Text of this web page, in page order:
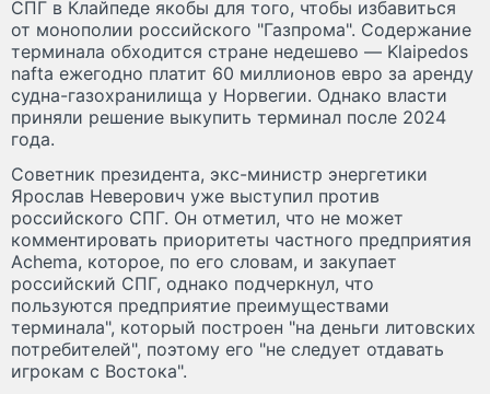
СПГ в Клайпеде якобы для того, чтобы избавиться
от монополии российского "Газпрома". Содержание
терминала обходится стране недешево — Klaipedos
nafta ежегодно платит 60 миллионов евро за аренду
судна-газохранилища у Норвегии. Однако власти
приняли решение выкупить терминал после 2024
года.
Советник президента, экс-министр энергетики
Ярослав Неверович уже выступил против
российского СПГ. Он отметил, что не может
комментировать приоритеты частного предприятия
Achema, которое, по его словам, и закупает
российский СПГ, однако подчеркнул, что
пользуются предприятие преимуществами
терминала", который построен "на деньги литовских
потребителей", поэтому его "не следует отдавать
игрокам с Востока".